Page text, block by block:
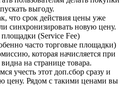
выгоду.
что срок действия цены уже
синхронизировать новую цену.
(Service Fee)
часто торговые площадки)
которая начисляется при
на странице товара.
учесть этот доп.сбор сразу и
цену. Рядом с такими ценами вы